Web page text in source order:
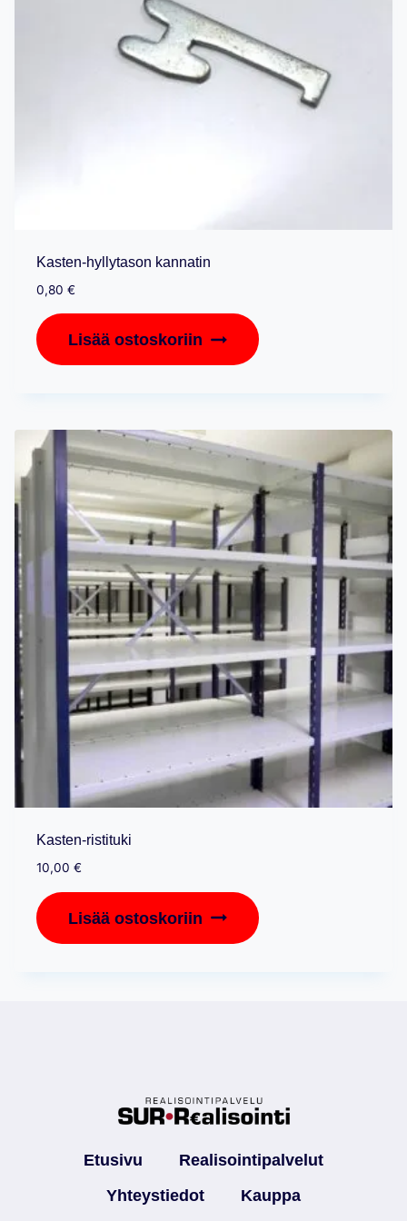
Kasten-hyllytason kannatin
0,80 €
Lisää ostoskoriin
Kasten-ristituki
10,00 €
Lisää ostoskoriin
Etusivu
Realisointipalvelut
Yhteystiedot
Kauppa